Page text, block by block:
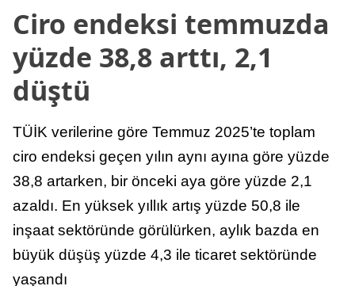
Ciro endeksi temmuzda
yüzde 38,8 arttı, 2,1
düştü
TÜİK verilerine göre Temmuz 2025’te toplam
ciro endeksi geçen yılın aynı ayına göre yüzde
38,8 artarken, bir önceki aya göre yüzde 2,1
azaldı. En yüksek yıllık artış yüzde 50,8 ile
inşaat sektöründe görülürken, aylık bazda en
büyük düşüş yüzde 4,3 ile ticaret sektöründe
yaşandı